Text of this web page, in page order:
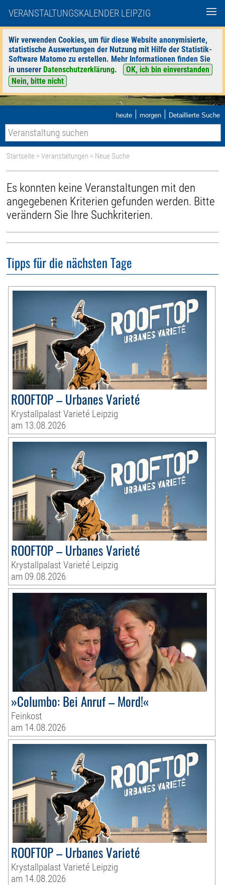
VERANSTALTUNGSKALENDER LEIPZIG
Wir verwenden Cookies, um für diese Website anonymisierte,
statistische Auswertungen der Nutzung mit Hilfe der Statistik-
Software Matomo zu erstellen. Mehr Informationen finden Sie
in unserer Datenschutzerklärung.
OK, ich bin einverstanden
Nein, bitte nicht
heute | morgen | Detaillierte Suche
Startseite >Veranstaltungen > Neue Suche
Es konnten keine Veranstaltungen mit den
angegebenen Kriterien gefunden werden. Bitte
verändern Sie Ihre Suchkriterien.
Tipps für die nächsten Tage
ROOFTOP – Urbanes Varieté
Krystallpalast Varieté Leipzig
am 13.08.2026
ROOFTOP – Urbanes Varieté
Krystallpalast Varieté Leipzig
am 09.08.2026
»Columbo: Bei Anruf – Mord!«
Feinkost
am 14.08.2026
ROOFTOP – Urbanes Varieté
Krystallpalast Varieté Leipzig
am 14.08.2026